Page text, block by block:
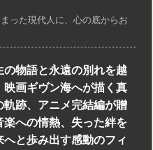
った現代人に、心の底からお
の物語と永遠の別れを越
映画ギヴン海へが描く真
軌跡、アニメ完結編が贈
楽への情熱、失った絆を
と歩み出す感動のフィ